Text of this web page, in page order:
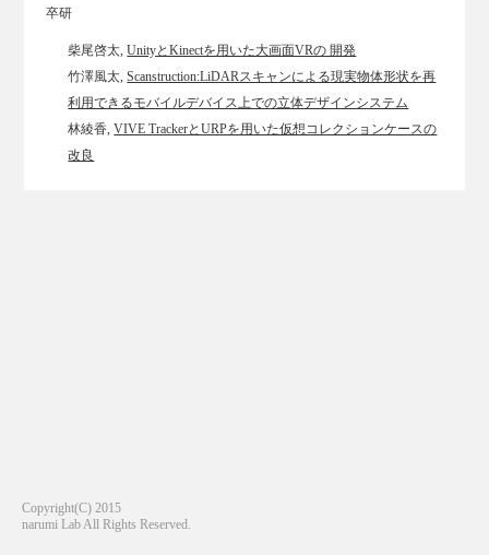
Copyright(C) 2015
narumi Lab All Rights Reserved.
卒研
柴尾啓太,UnityとKinectを用いた大画面VRの 開発
竹澤風太,Scanstruction:LiDARスキャンによる現実物体形状を再
利用できるモバイルデバイス上での立体デザインシステム
林綾香,VIVE TrackerとURPを用いた仮想コレクションケースの
改良